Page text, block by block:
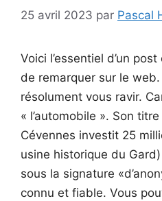
25 avril 2023 par Pascal
Voici l’essentiel d’un
de remarquer sur le
résolument vous ravir.
« l’automobile ». Son
Cévennes investit 25
usine historique du
sous la signature
connu et fiable. Vous